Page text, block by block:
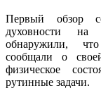
Первый обзор
духовности на
обнаружили,
сообщали о
физическое
рутинные задачи.